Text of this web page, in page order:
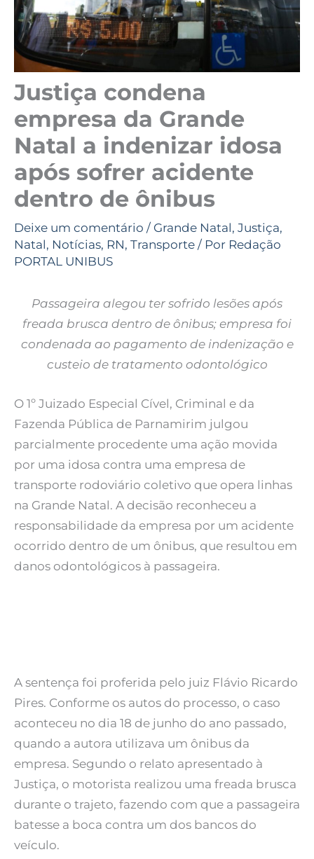
Justiça condena
empresa da Grande
Natal a indenizar idosa
após sofrer acidente
dentro de ônibus
Deixe um comentário / Grande Natal, Justiça,
Natal, Notícias, RN, Transporte / Por Redação
PORTAL UNIBUS
Passageira alegou ter sofrido lesões após
freada brusca dentro de ônibus; empresa foi
condenada ao pagamento de indenização e
custeio de tratamento odontológico
O 1º Juizado Especial Cível, Criminal e da
Fazenda Pública de Parnamirim julgou
parcialmente procedente uma ação movida
por uma idosa contra uma empresa de
transporte rodoviário coletivo que opera linhas
na Grande Natal. A decisão reconheceu a
responsabilidade da empresa por um acidente
ocorrido dentro de um ônibus, que resultou em
danos odontológicos à passageira.
A sentença foi proferida pelo juiz Flávio Ricardo
Pires. Conforme os autos do processo, o caso
aconteceu no dia 18 de junho do ano passado,
quando a autora utilizava um ônibus da
empresa. Segundo o relato apresentado à
Justiça, o motorista realizou uma freada brusca
durante o trajeto, fazendo com que a passageira
batesse a boca contra um dos bancos do
veículo.